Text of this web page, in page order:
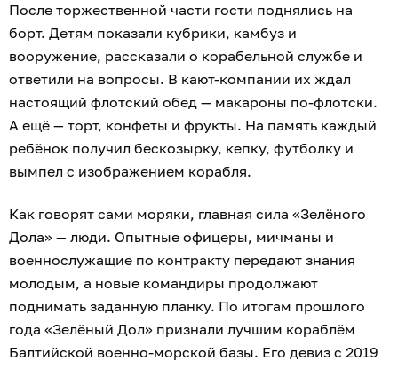
После торжественной части гости поднялись на
борт. Детям показали кубрики, камбуз и
вооружение, рассказали о корабельной службе и
ответили на вопросы. В кают-компании их ждал
настоящий флотский обед — макароны по-флотски.
А ещё — торт, конфеты и фрукты. На память каждый
ребёнок получил бескозырку, кепку, футболку и
вымпел с изображением корабля.
Как говорят сами моряки, главная сила «Зелёного
Дола» — люди. Опытные офицеры, мичманы и
военнослужащие по контракту передают знания
молодым, а новые командиры продолжают
поднимать заданную планку. По итогам прошлого
года «Зелёный Дол» признали лучшим кораблём
Балтийской военно-морской базы. Его девиз с 2019